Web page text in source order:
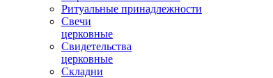
Ритуальные принадлежности
Свечи
церковные
Свидетельства
церковные
Складни